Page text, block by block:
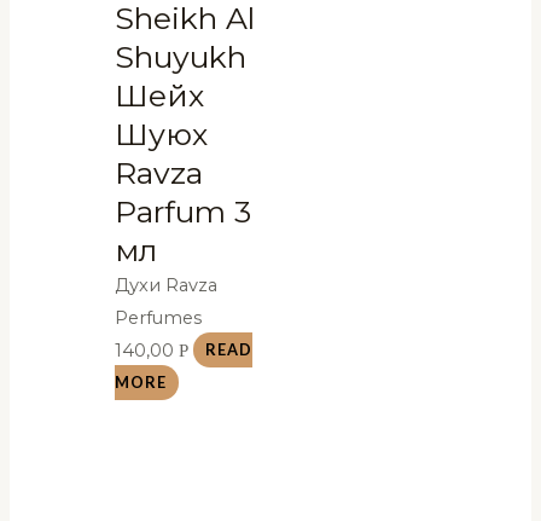
Sheikh Al
Shuyukh
Шейх
Шуюх
Ravza
Parfum 3
мл
Духи Ravza
Perfumes
140,00Р
READ
MORE